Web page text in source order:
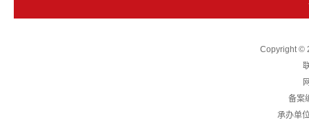
Copyright ©
备案
承办单